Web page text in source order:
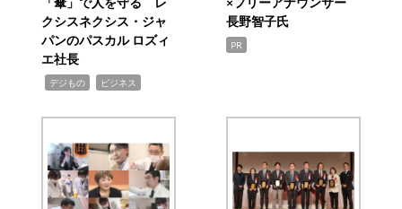
クシスネクシス・ジャ
パンのパスカル ロズィ
エ社長
デジもの ビジネス
長野智子氏
PR